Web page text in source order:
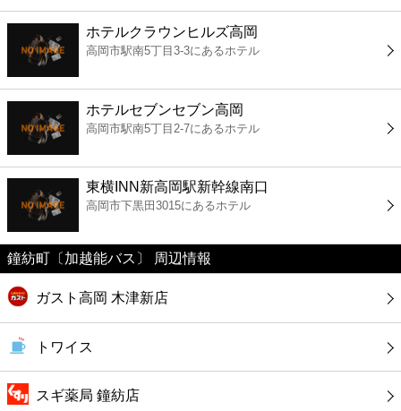
レジャー
書店
ファミレス
カフェ
ショッピング
銀行
公共
病院
ホテルクラウンヒルズ高岡
高岡市駅南5丁目3-3にあるホテル
ホテルセブンセブン高岡
高岡市駅南5丁目2-7にあるホテル
東横INN新高岡駅新幹線南口
高岡市下黒田3015にあるホテル
鐘紡町〔加越能バス〕 周辺情報
ガスト高岡 木津新店
トワイス
スギ薬局 鐘紡店